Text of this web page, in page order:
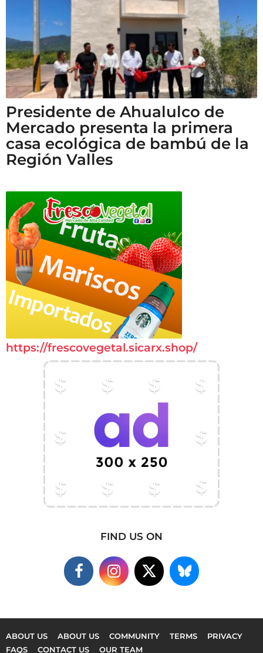
Presidente de Ahualulco de
Mercado presenta la primera
casa ecológica de bambú de la
Región Valles
https://frescovegetal.sicarx.shop/
FIND US ON
ABOUT US ABOUT US COMMUNITY TERMS
PRIVACY
FAQS
CONTACT US OUR TEAM